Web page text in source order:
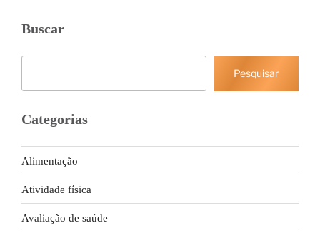
Buscar
Pesquisar
Categorias
Alimentação
Atividade física
Avaliação de saúde